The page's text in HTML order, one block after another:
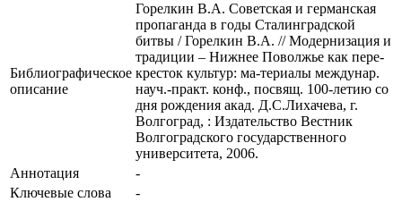
Библиографическое
описание
Горелкин В.А. Советская и германская
пропаганда в годы Сталинградской
битвы / Горелкин В.А. // Модернизация и
традиции – Нижнее Поволжье как пере-
кресток культур: ма-териалы междунар.
науч.-практ. конф., посвящ. 100-летию со
дня рождения акад. Д.С.Лихачева, г.
Волгоград, : Издательство Вестник
Волгоградского государственного
университета, 2006.
Аннотация
-
Ключевые cлова
-